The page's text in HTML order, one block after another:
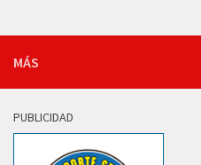
MÁS
PUBLICIDAD